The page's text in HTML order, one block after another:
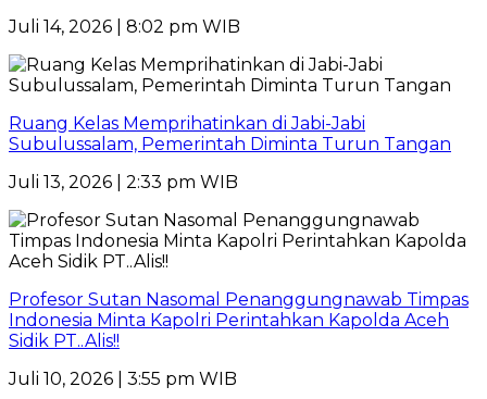
Juli 14, 2026 | 8:02 pm WIB
Ruang Kelas Memprihatinkan di Jabi-Jabi
Subulussalam, Pemerintah Diminta Turun Tangan
Juli 13, 2026 | 2:33 pm WIB
Profesor Sutan Nasomal Penanggungnawab Timpas
Indonesia Minta Kapolri Perintahkan Kapolda Aceh
Sidik PT..Alis!!
Juli 10, 2026 | 3:55 pm WIB